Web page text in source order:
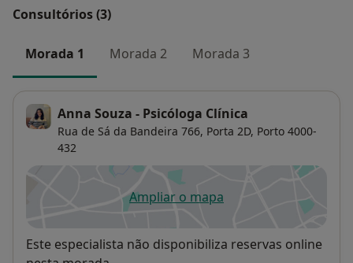
Consultórios (3)
Morada 1 Morada 2 Morada 3
Anna Souza - Psicóloga Clínica
Rua de Sá da Bandeira 766, Porta 2D, Porto 4000-
432
Ampliar o mapaabre num novo separador
Disponibilidade
Este especialista não disponibiliza reservas online